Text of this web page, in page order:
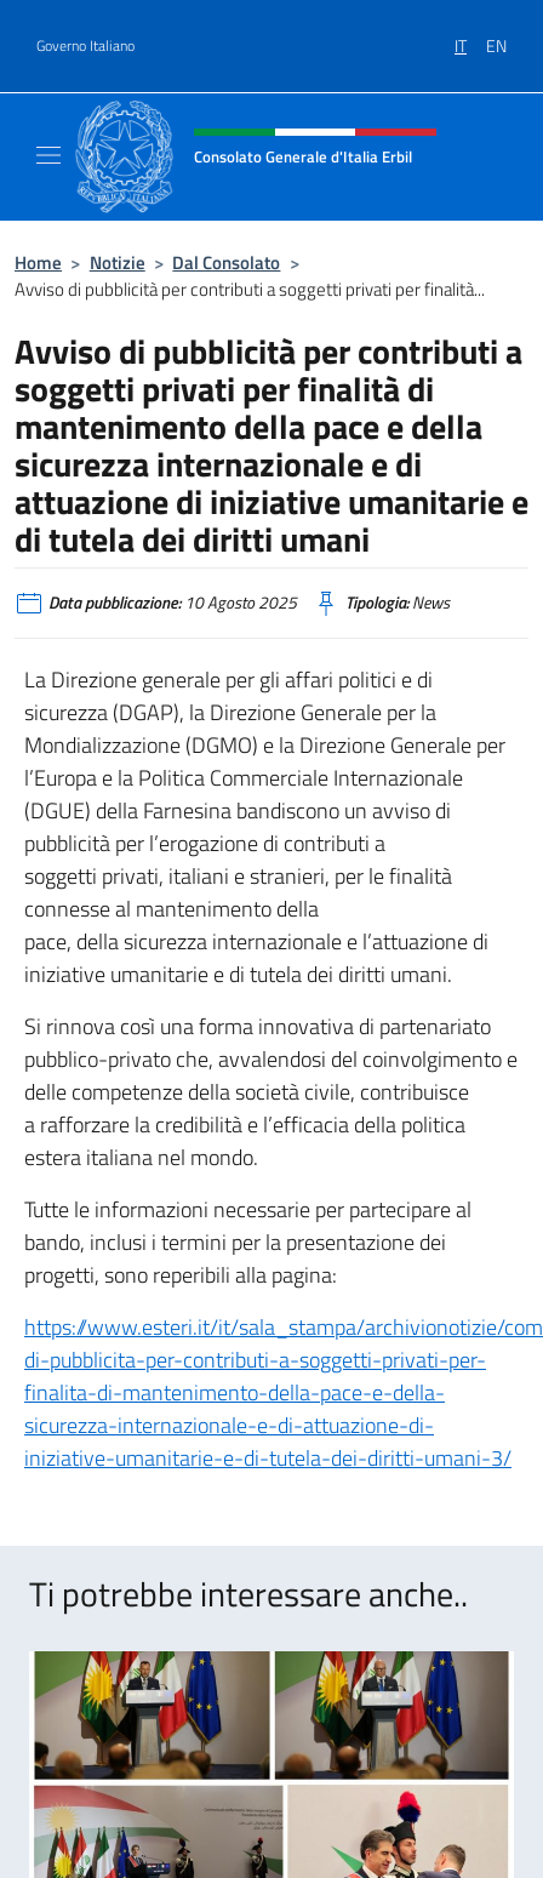
Governo Italiano IT EN
Intestazione sito, social e menù
Consolato Generale d'Italia Erbil
Home > Notizie > Dal Consolato >
Avviso di pubblicità per contributi a soggetti privati per finalità...
Avviso di pubblicità per contributi a
soggetti privati per finalità di
mantenimento della pace e della
sicurezza internazionale e di
attuazione di iniziative umanitarie e
di tutela dei diritti umani
Data pubblicazione:10 Agosto 2025 Tipologia:News
La Direzione generale per gli affari politici e di
sicurezza (DGAP), la Direzione Generale per la
Mondializzazione (DGMO) e la Direzione Generale per
l’Europa e la Politica Commerciale Internazionale
(DGUE) della Farnesina bandiscono un avviso di
pubblicità per l’erogazione di contributi a
soggetti privati, italiani e stranieri, per le finalità
connesse al mantenimento della
pace, della sicurezza internazionale e l’attuazione di
iniziative umanitarie e di tutela dei diritti umani.
Si rinnova così una forma innovativa di partenariato
pubblico-privato che, avvalendosi del coinvolgimento e
delle competenze della società civile, contribuisce
a rafforzare la credibilità e l’efficacia della politica
estera italiana nel mondo.
Tutte le informazioni necessarie per partecipare al
bando, inclusi i termini per la presentazione dei
progetti, sono reperibili alla pagina:
https://www.esteri.it/it/sala_stampa/archivionotizie/
di-pubblicita-per-contributi-a-soggetti-privati-per-
finalita-di-mantenimento-della-pace-e-della-
sicurezza-internazionale-e-di-attuazione-di-
iniziative-umanitarie-e-di-tutela-dei-diritti-umani-3/
Ti potrebbe interessare anche..